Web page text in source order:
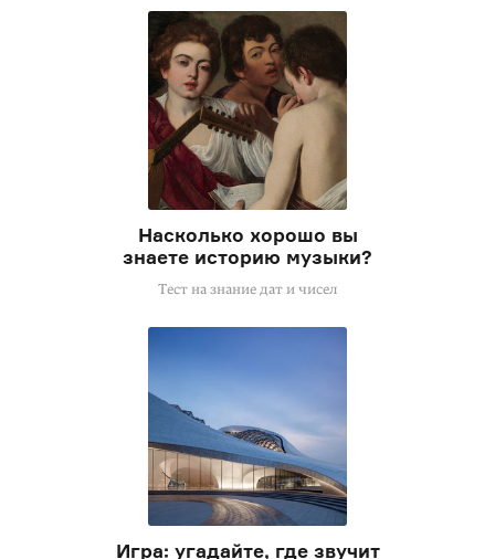
Насколько хорошо вы
знаете историю музыки?
Тест на знание дат и чисел
Игра: угадайте, где звучит